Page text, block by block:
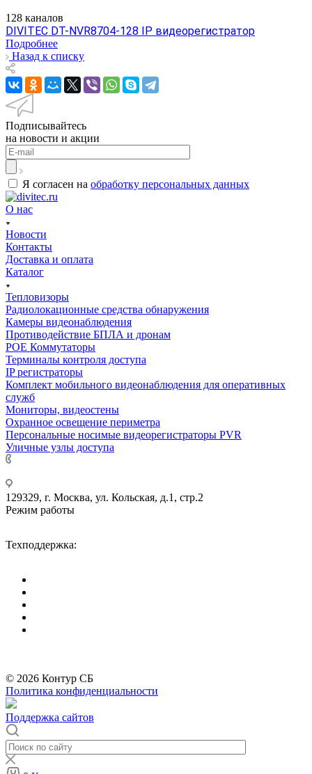
128 каналов
DIVITEC DT-NVR8704-128 IP видеорегистратор
Подробнее
Назад к списку
Подписывайтесь
на новости и акции
Я согласен на обработку персональных данных
О нас
Новости
Контакты
Доставка и оплата
Каталог
Тепловизоры
Радиолокационные средства обнаружения
Камеры видеонаблюдения
Противодействие БПЛА и дронам
РОЕ Коммутаторы
Терминалы контроля доступа
IP регистраторы
Комплект мобильного видеонаблюдения для оперативных
служб
Мониторы, видеостены
Охранное освещение периметра
Персональные носимые видеорегистраторы PVR
Уличные узлы доступа
129329, г. Москва, ул. Кольская, д.1, стр.2
Режим работы
Техподдержка:
© 2026 Контур СБ
Политика конфиденциальности
Поддержка сайтов